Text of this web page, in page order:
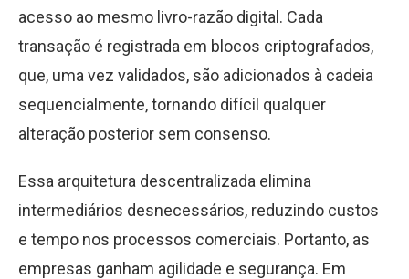
acesso ao mesmo livro-razão digital. Cada
transação é registrada em blocos criptografados,
que, uma vez validados, são adicionados à cadeia
sequencialmente, tornando difícil qualquer
alteração posterior sem consenso.
Essa arquitetura descentralizada elimina
intermediários desnecessários, reduzindo custos
e tempo nos processos comerciais. Portanto, as
empresas ganham agilidade e segurança. Em